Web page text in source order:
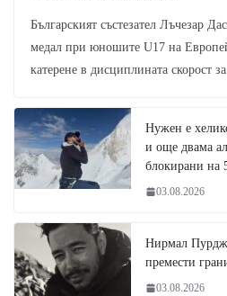
Българският състезател Лъчезар
медал при юношите U17 на
катерене в дисциплината скорост за
Нужен е
и още двама
блокирани на
03.08.2026
Нирмал
премести
03.08.2026